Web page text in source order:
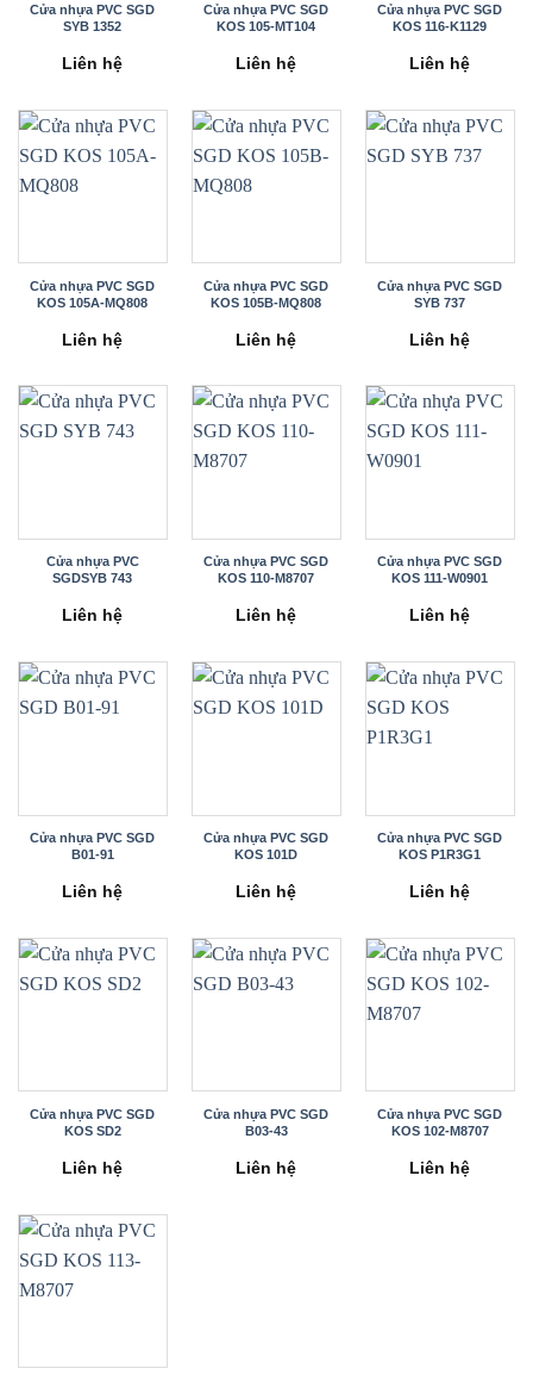
Cửa nhựa PVC SGD
SYB 1352
Liên hệ
Cửa nhựa PVC SGD
KOS 105-MT104
Liên hệ
Cửa nhựa PVC SGD
KOS 116-K1129
Liên hệ
Cửa nhựa PVC SGD
KOS 105A-MQ808
Liên hệ
Cửa nhựa PVC SGD
KOS 105B-MQ808
Liên hệ
Cửa nhựa PVC SGD
SYB 737
Liên hệ
Cửa nhựa PVC
SGDSYB 743
Liên hệ
Cửa nhựa PVC SGD
KOS 110-M8707
Liên hệ
Cửa nhựa PVC SGD
KOS 111-W0901
Liên hệ
Cửa nhựa PVC SGD
B01-91
Liên hệ
Cửa nhựa PVC SGD
KOS 101D
Liên hệ
Cửa nhựa PVC SGD
KOS P1R3G1
Liên hệ
Cửa nhựa PVC SGD
KOS SD2
Liên hệ
Cửa nhựa PVC SGD
B03-43
Liên hệ
Cửa nhựa PVC SGD
KOS 102-M8707
Liên hệ